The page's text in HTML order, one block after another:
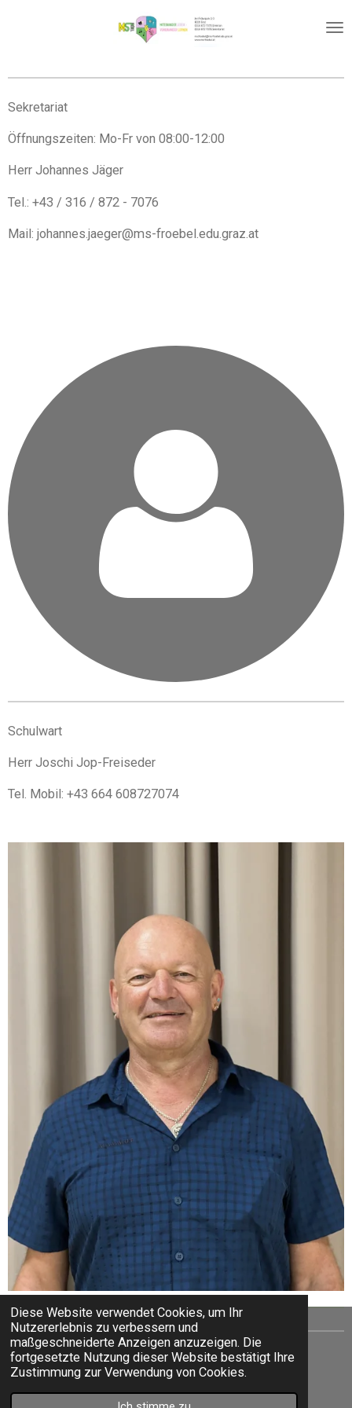
Diese Website verwendet Cookies, um Ihr
Nutzererlebnis zu verbessern und
maßgeschneiderte Anzeigen anzuzeigen. Die
fortgesetzte Nutzung dieser Website bestätigt Ihre
Zustimmung zur Verwendung von Cookies.
Sekretariat
Öffnungszeiten: Mo-Fr von 08:00-12:00
Herr Johannes Jäger
Tel.: +43 / 316 / 872 - 7076
Mail: johannes.jaeger@ms-froebel.edu.graz.at
Schulwart
Herr Joschi Jop-Freiseder
Tel. Mobil: +43 664 608727074
©2022 Mittelschule Fröbel Graz |Impressum